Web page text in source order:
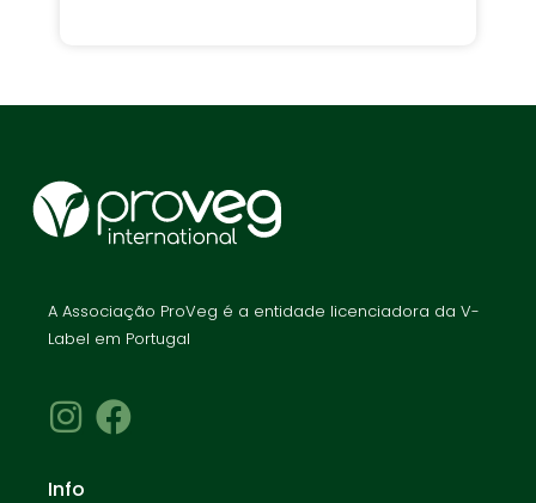
A Associação ProVeg é a entidade licenciadora da V-
Label em Portugal
Info